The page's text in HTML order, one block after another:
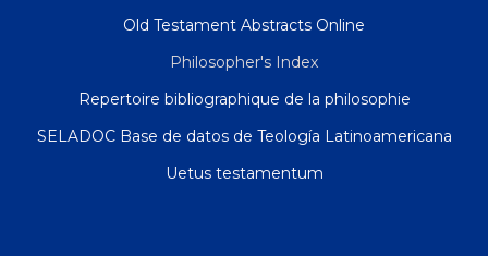
Old Testament Abstracts Online
Philosopher's Index
Repertoire bibliographique de la philosophie
SELADOC Base de datos de Teología Latinoamericana
Uetus testamentum